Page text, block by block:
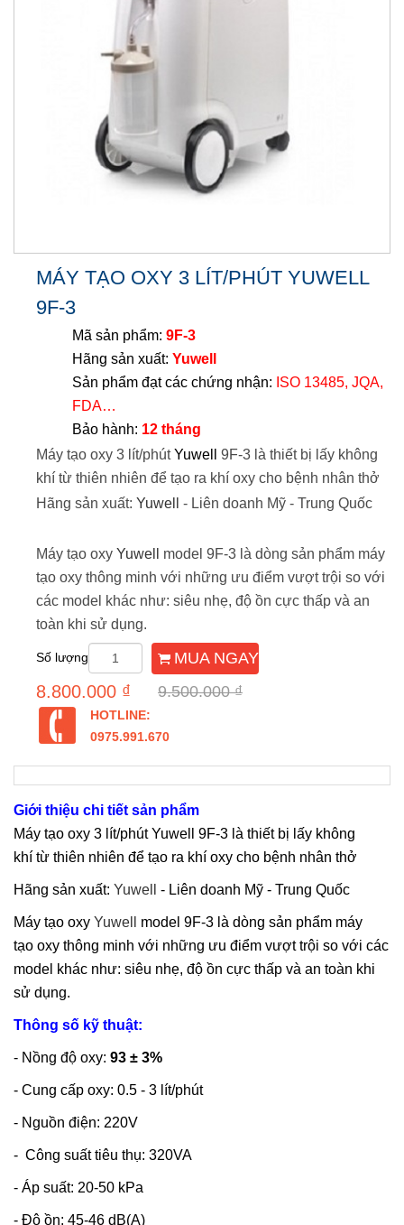
MÁY TẠO OXY 3 LÍT/PHÚT YUWELL
9F-3
Mã sản phẩm: 9F-3
Hãng sản xuất: Yuwell
Sản phẩm đạt các chứng nhận: ISO 13485, JQA,
FDA…
Bảo hành: 12 tháng
Máy tạo oxy 3 lít/phút Yuwell 9F-3 à thiết bị lấy không
khí từ thiên nhiên để tạo ra khí oxy cho bệnh nhân thở
Hãng sản xuất: Yuwell - Liên doanh Mỹ - Trung Quốc
Máy tạo oxy Yuwell
model 9F-3 là dòng sản phẩm máy
tạo oxy thông minh với những ưu điểm vượt trội so với
các model khác như: siêu nhẹ, độ ồn cực thấp và an
toàn khi sử dụng.
Số lượng MUA NGAY
8.800.000 ₫ 9.500.000 ₫
HOTLINE:
0975.991.670
Giới thiệu chi tiết sản phẩm
Máy tạo oxy 3 lít/phút Yuwell 9F-3 à thiết bị lấy không
khí từ thiên nhiên để tạo ra khí oxy cho bệnh nhân thở
Hãng sản xuất: Yuwell - Liên doanh Mỹ - Trung Quốc
Máy tạo oxy Yuwell
model 9F-3 là dòng sản phẩm máy
tạo oxy thông minh với những ưu điểm vượt trội so với các
model khác như: siêu nhẹ, độ ồn cực thấp và an toàn khi
sử dụng.
Thông số kỹ thuật:
- Nồng độ oxy: 93 ± 3%
- Cung cấp oxy: 0.5 - 3 lít/phút
- Nguồn điện: 220V
- Công suất tiêu thụ: 320VA
- Áp suất: 20-50 kPa
- Độ ồn: 45-46 dB(A)